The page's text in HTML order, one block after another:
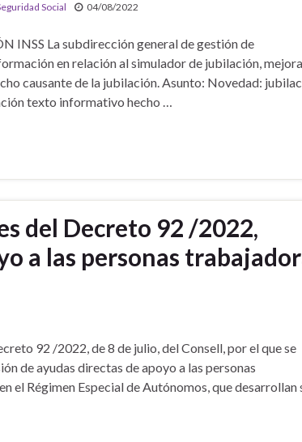
Social 04/08/2022
INSS La subdirección general de gestión de
en relación al simulador de jubilación,
causante de la jubilación. Asunto: Novedad:
texto informativo hecho …
del Decreto 92 /2022,
a las personas
92 /2022, de 8 de julio, del Consell, por el que se
de ayudas directas de apoyo a las personas
el Régimen Especial de Autónomos, que desarrollan